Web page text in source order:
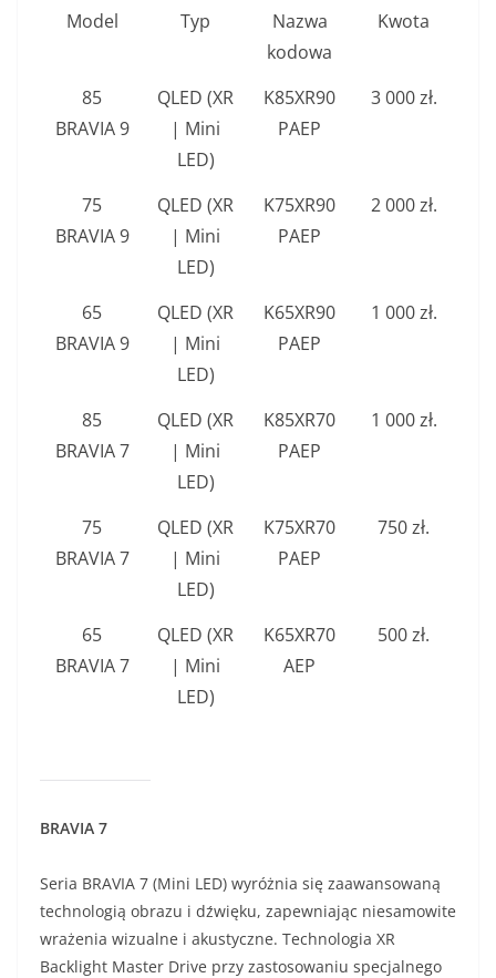
Model Typ
Nazwa
kodowa
Kwota
85
BRAVIA 9
QLED (XR
| Mini
LED)
K85XR90
PAEP
3 000 zł.
75
BRAVIA 9
QLED (XR
| Mini
LED)
K75XR90
PAEP
2 000 zł.
65
BRAVIA 9
QLED (XR
| Mini
LED)
K65XR90
PAEP
1 000 zł.
85
BRAVIA 7
QLED (XR
| Mini
LED)
K85XR70
PAEP
1 000 zł.
75
BRAVIA 7
QLED (XR
| Mini
LED)
K75XR70
PAEP
750 zł.
65
BRAVIA 7
QLED (XR
| Mini
LED)
K65XR70
AEP
500 zł.
BRAVIA 7
​Seria BRAVIA 7 (Mini LED) wyróżnia się zaawansowaną
technologią obrazu i dźwięku, zapewniając niesamowite
wrażenia wizualne i akustyczne. Technologia XR
Backlight Master Drive przy zastosowaniu specjalnego